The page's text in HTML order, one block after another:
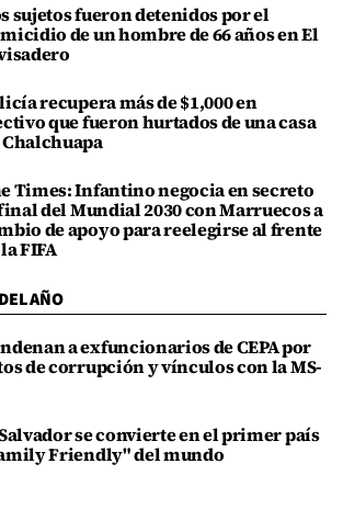
sujetos fueron detenidos por el
de un hombre de 66 años en El
recupera más de $1,000 en
que fueron hurtados de una casa
Times: Infantino negocia en secreto
del Mundial 2030 con Marruecos a
de apoyo para reelegirse al frente
FIFA
AÑO
a exfuncionarios de CEPA por
de corrupción y vínculos con la MS-
se convierte en el primer país
Friendly" del mundo